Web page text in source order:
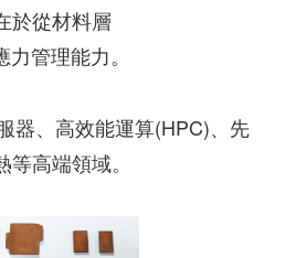
於從材料層
管理能力。
、高效能運算(HPC)、先
高端領域。